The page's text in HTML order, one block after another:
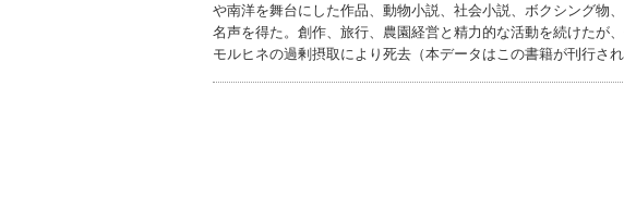
や南洋を舞台にした作品、動物小説、社会小説、ボクシング物
名声を得た。創作、旅行、農園経営と精力的な活動を続けたが
モルヒネの過剰摂取により死去（本データはこの書籍が刊行さ